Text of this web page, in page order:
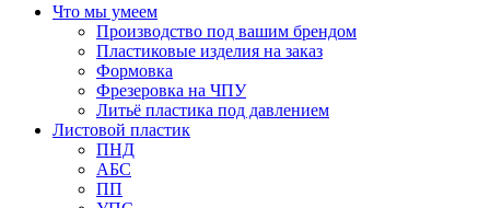
Что мы умеем
Производство под вашим брендом
Пластиковые изделия на заказ
Формовка
Фрезеровка на ЧПУ
Литьё пластика под давлением
Листовой пластик
ПНД
АБС
ПП